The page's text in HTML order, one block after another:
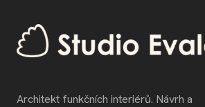
Architekt funkčních interiérů. Návrh a